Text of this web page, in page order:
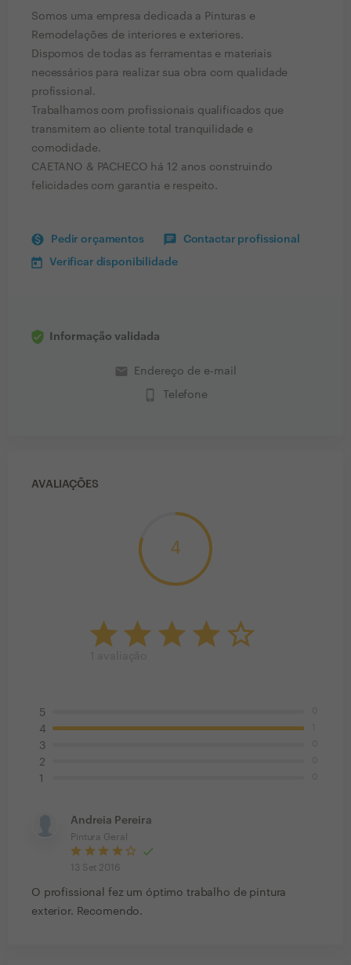
Somos uma empresa dedicada a Pinturas e
Remodelações de interiores e exteriores.
Dispomos de todas as ferramentas e materiais
necessários para realizar sua obra com qualidade
profissional.
Trabalhamos com profissionais qualificados que
transmitem ao cliente total tranquilidade e
comodidade.
CAETANO & PACHECO há 12 anos construindo
felicidades com garantia e respeito.
Pedir orçamentos Contactar profissional
Verificar disponibilidade
Informação validada
email Endereço de e-mail
phone_iphone Telefone
AVALIAÇÕES
4
5
4
3
2
1
Andreia Pereira
Pintura Geral
13 Set 2016
O profissional fez um óptimo trabalho de pintura
exterior. Recomendo.